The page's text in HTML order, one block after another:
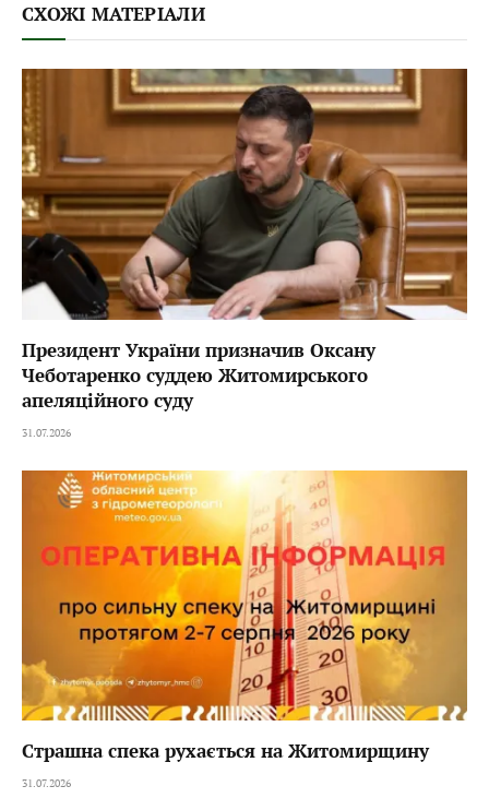
СХОЖІ МАТЕРІАЛИ
Президент України призначив Оксану
Чеботаренко суддею Житомирського
апеляційного суду
31.07.2026
Страшна спека рухається на Житомирщину
31.07.2026